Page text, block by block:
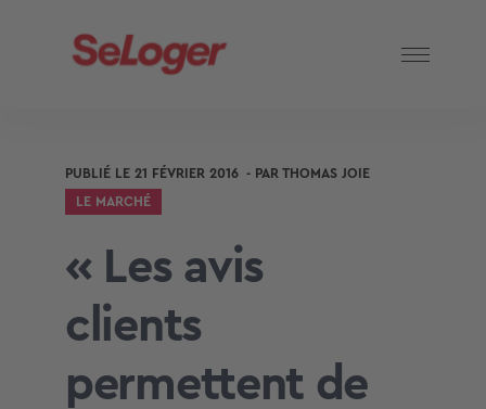
PUBLIÉ LE 21 FÉVRIER 2016 - PARTHOMAS JOIE
LE MARCHÉ
« Les avis
clients
permettent de